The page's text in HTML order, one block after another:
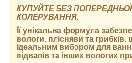
КУПУЙТЕ БЕЗ
КОЛЕРУВАННЯ.
Її унікальна формула
вологи, плісняви та грибків,
ідеальним вибором для
підвалів та інших вологих